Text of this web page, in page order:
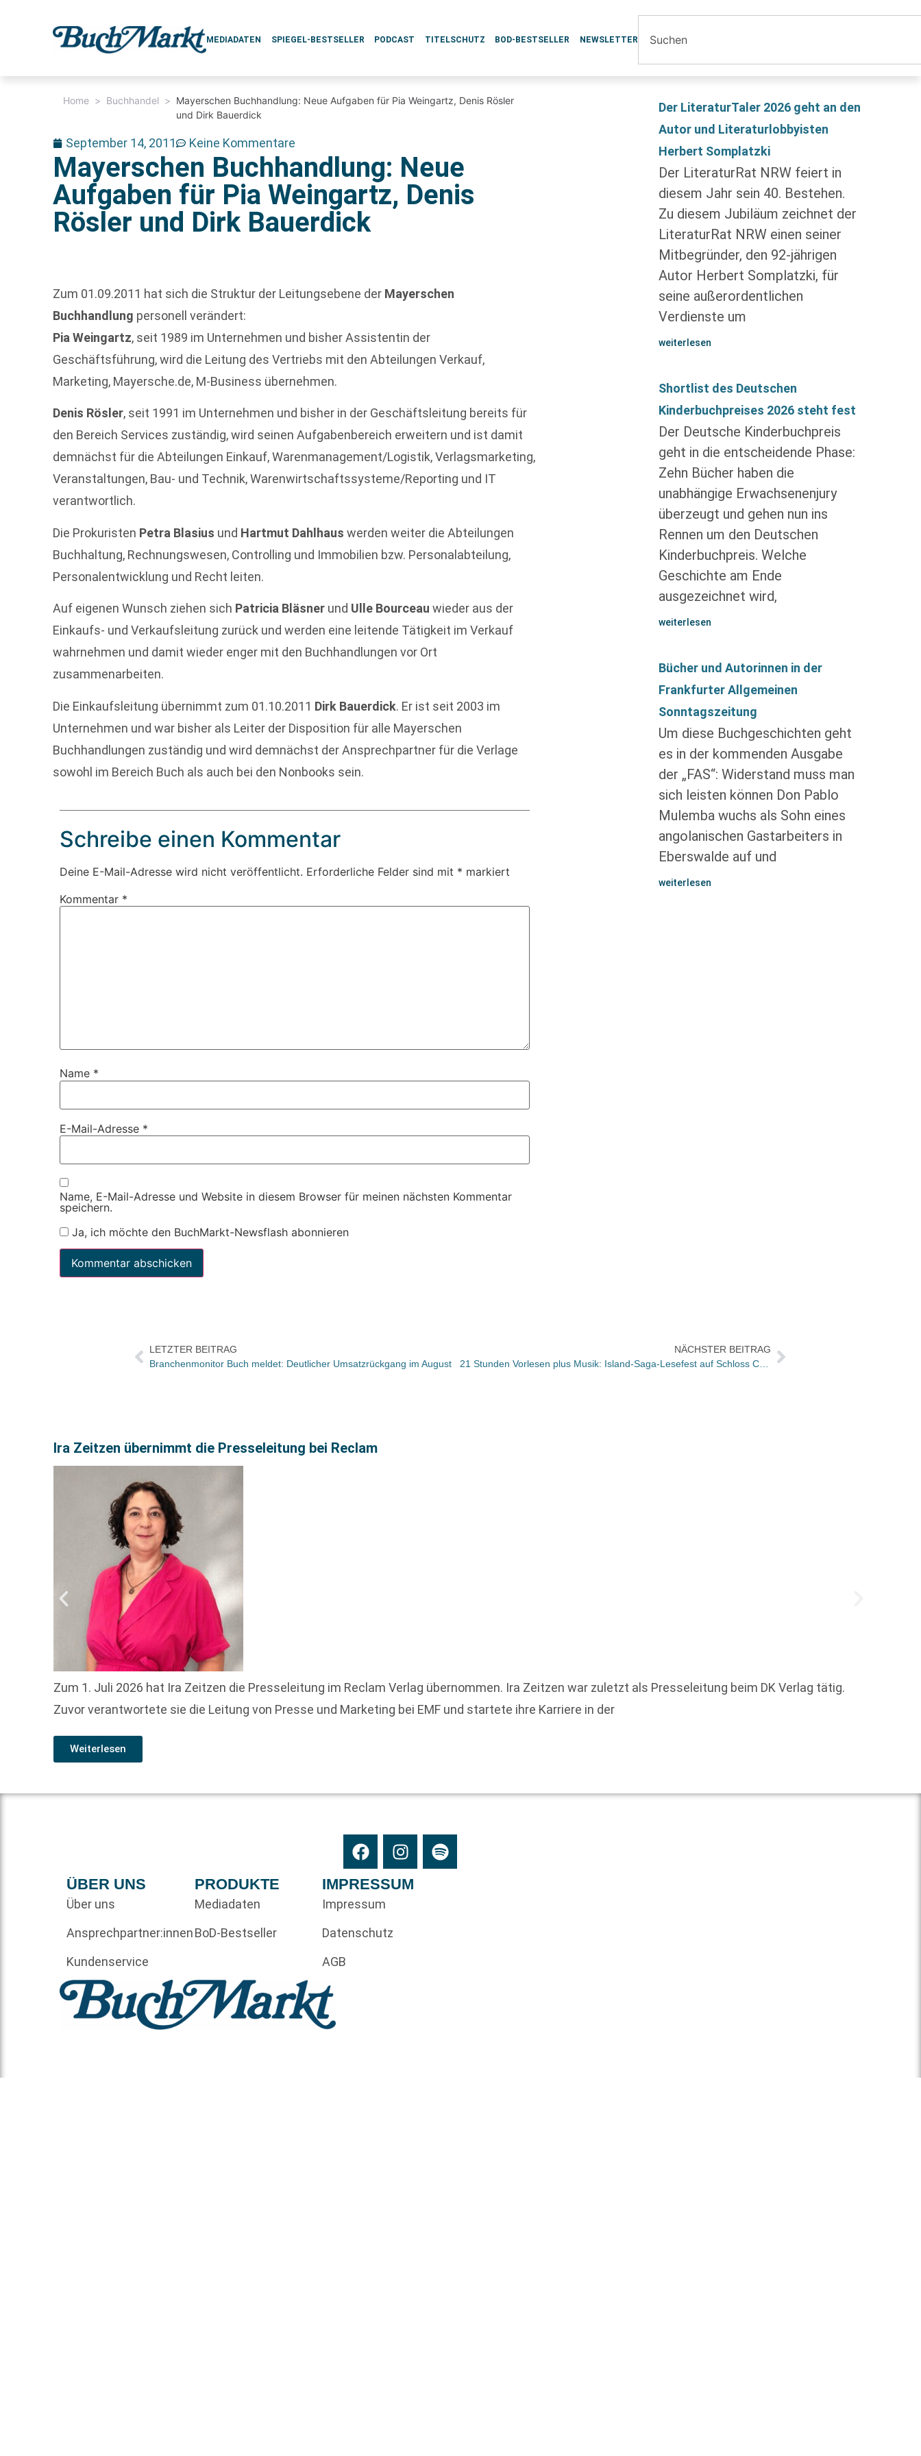
MEDIADATEN SPIEGEL-BESTSELLER PODCAST TITELSCHUTZ BOD-BESTSELLER NEWSLETTER
Home > Buchhandel > Mayerschen Buchhandlung: Neue Aufgaben für Pia Weingartz, Denis Rösler
und Dirk Bauerdick
September 14, 2011 Keine Kommentare
Mayerschen Buchhandlung: Neue
Aufgaben für Pia Weingartz, Denis
Rösler und Dirk Bauerdick
Zum 01.09.2011 hat sich die Struktur der Leitungsebene der Mayerschen
Buchhandlung personell verändert:
Pia Weingartz, seit 1989 im Unternehmen und bisher Assistentin der
Geschäftsführung, wird die Leitung des Vertriebs mit den Abteilungen Verkauf,
Marketing, Mayersche.de, M-Business übernehmen.
Denis Rösler, seit 1991 im Unternehmen und bisher in der Geschäftsleitung bereits für
den Bereich Services zuständig, wird seinen Aufgabenbereich erweitern und ist damit
demnächst für die Abteilungen Einkauf, Warenmanagement/Logistik, Verlagsmarketing,
Veranstaltungen, Bau- und Technik, Warenwirtschaftssysteme/Reporting und IT
verantwortlich.
Die Prokuristen Petra Blasius und Hartmut Dahlhauswerden weiter die Abteilungen
Buchhaltung, Rechnungswesen, Controlling und Immobilien bzw. Personalabteilung,
Personalentwicklung und Recht leiten.
Auf eigenen Wunsch ziehen sich Patricia Bläsner und Ulle Bourceau wieder aus der
Einkaufs- und Verkaufsleitung zurück und werden eine leitende Tätigkeit im Verkauf
wahrnehmen und damit wieder enger mit den Buchhandlungen vor Ort
zusammenarbeiten.
Die Einkaufsleitung übernimmt zum 01.10.2011 Dirk Bauerdick. Er ist seit 2003 im
Unternehmen und war bisher als Leiter der Disposition für alle Mayerschen
Buchhandlungen zuständig und wird demnächst der Ansprechpartner für die Verlage
sowohl im Bereich Buch als auch bei den Nonbooks sein.
Schreibe einen Kommentar
Deine E-Mail-Adresse wird nicht veröffentlicht. Erforderliche Felder sind mit * markiert
Kommentar *
Name *
E-Mail-Adresse *
Name, E-Mail-Adresse und Website in diesem Browser für meinen nächsten Kommentar
speichern.
Ja, ich möchte den BuchMarkt-Newsflash abonnieren
Der LiteraturTaler 2026 geht an den
Autor und Literaturlobbyisten
Herbert Somplatzki
Der LiteraturRat NRW feiert in
diesem Jahr sein 40. Bestehen.
Zu diesem Jubiläum zeichnet der
LiteraturRat NRW einen seiner
Mitbegründer, den 92-jährigen
Autor Herbert Somplatzki, für
seine außerordentlichen
Verdienste um
weiterlesen
Shortlist des Deutschen
Kinderbuchpreises 2026 steht fest
Der Deutsche Kinderbuchpreis
geht in die entscheidende Phase:
Zehn Bücher haben die
unabhängige Erwachsenenjury
überzeugt und gehen nun ins
Rennen um den Deutschen
Kinderbuchpreis. Welche
Geschichte am Ende
ausgezeichnet wird,
weiterlesen
Bücher und Autorinnen in der
Frankfurter Allgemeinen
Sonntagszeitung
Um diese Buchgeschichten geht
es in der kommenden Ausgabe
der „FAS“: Widerstand muss man
sich leisten können Don Pablo
Mulemba wuchs als Sohn eines
angolanischen Gastarbeiters in
Eberswalde auf und
weiterlesen
LETZTER BEITRAG
Branchenmonitor Buch meldet: Deutlicher Umsatzrückgang im August
NÄCHSTER BEITRAG
Ira Zeitzen übernimmt die Presseleitung bei Reclam
Zum 1. Juli 2026 hat Ira Zeitzen die Presseleitung im Reclam Verlag übernommen. Ira Zeitzen war zuletzt als Presseleitung beim DK Verlag tätig.
Zuvor verantwortete sie die Leitung von Presse und Marketing bei EMF und startete ihre Karriere in der
Weiterlesen
ÜBER UNS
Über uns
Ansprechpartner:innen
Kundenservice
PRODUKTE
Mediadaten
BoD-Bestseller
IMPRESSUM
Impressum
Datenschutz
AGB